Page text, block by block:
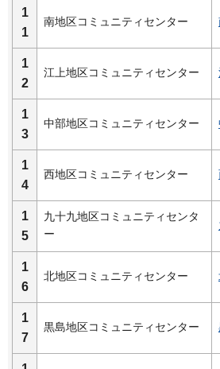
1
1
南地区コミュニティセンター
1
2
江上地区コミュニティセンター
1
3
中部地区コミュニティセンター
1
4
西地区コミュニティセンター
1
5
九十九地区コミュニティセンタ
ー
1
6
北地区コミュニティセンター
1
7
黒島地区コミュニティセンター